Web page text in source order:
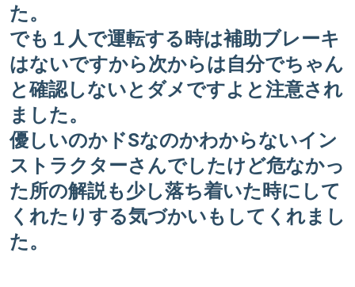
た。
でも１人で運転する時は補助ブレーキ
はないですから次からは自分でちゃん
と確認しないとダメですよと注意され
ました。
優しいのかドSなのかわからないイン
ストラクターさんでしたけど危なかっ
た所の解説も少し落ち着いた時にして
くれたりする気づかいもしてくれまし
た。